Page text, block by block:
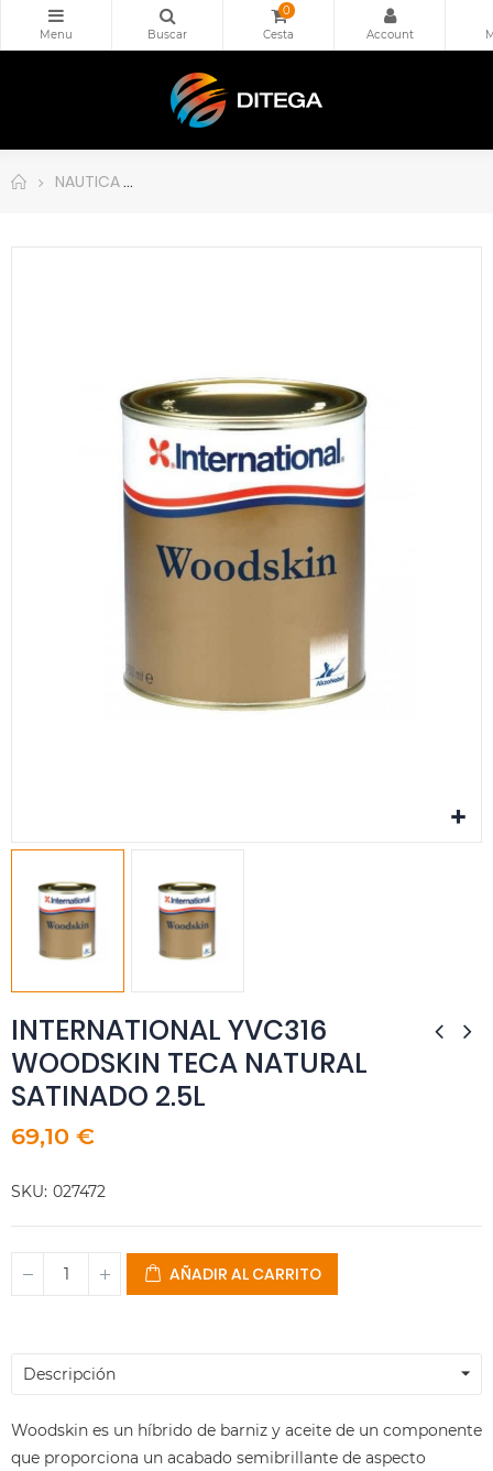
0
NAUTICA
INTERNATIONAL YVC316
WOODSKIN TECA NATURAL
SATINADO 2.5L
69,10 €
SKU 027472
AÑADIR AL CARRITO
Descripción
Woodskin es un híbrido de barniz y aceite de un componente
que proporciona un acabado semibrillante de aspecto